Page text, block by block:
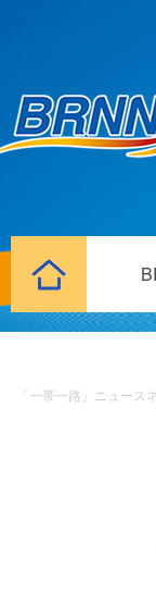
「一帯一路」ニュース